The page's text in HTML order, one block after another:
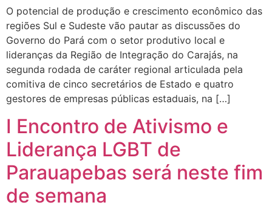
O potencial de produção e crescimento econômico das
regiões Sul e Sudeste vão pautar as discussões do
Governo do Pará com o setor produtivo local e
lideranças da Região de Integração do Carajás, na
segunda rodada de caráter regional articulada pela
comitiva de cinco secretários de Estado e quatro
gestores de empresas públicas estaduais, na […]
I Encontro de Ativismo e
Liderança LGBT de
Parauapebas será neste fim
de semana